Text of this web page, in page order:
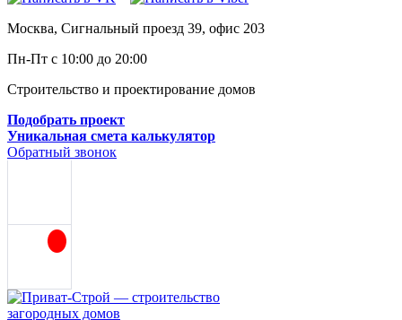
Москва, Сигнальный проезд 39, офис 203
Пн-Пт с 10:00 до 20:00
Строительство и проектирование домов
Подобрать проект
Уникальная смета калькулятор
Обратный звонок